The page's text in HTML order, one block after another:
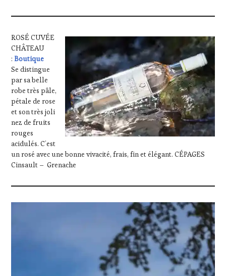
ROSÉ CUVÉE
CHÂTEAU
: Boutique
Se distingue
par sa belle
robe très pâle,
pétale de rose
et son très joli
nez de fruits
rouges
acidulés. C’est
un rosé avec une bonne vivacité, frais, fin et élégant. CÉPAGES
Cinsault – Grenache